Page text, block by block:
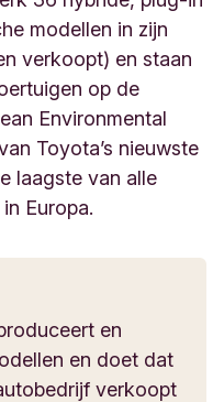
modellen in zijn
verkoopt) en staan
op de
Environmental
Toyota’s nieuwste
laagste van alle
Europa.
en
en doet dat
verkoopt